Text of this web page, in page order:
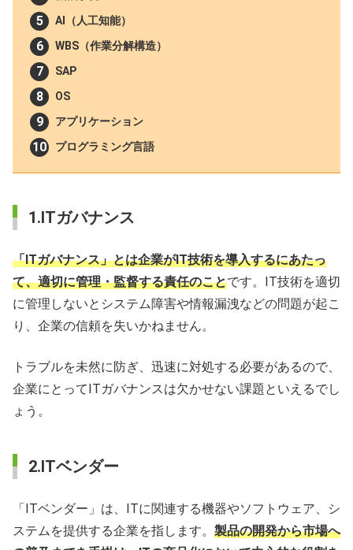
AI（人工知能）
WBS（作業分解構造）
SAP
OS
アプリケーション
プログラミング言語
1.ITガバナンス
「ITガバナンス」とは企業がIT技術を導入するにあたっ
て、適切に管理・監督する責任のことです。IT技術を適切
に管理しないとシステム障害や情報漏洩などの問題が起こ
り、企業の信頼を失いかねません。
トラブルを未然に防ぎ、迅速に対処する必要があるので、
企業にとってITガバナンスは欠かせない課題といえるでし
ょう。
2.ITベンダー
「ITベンダー」は、ITに関連する機器やソフトウェア、シ
ステムを提供する企業を指します。 製品の開発から市場へ